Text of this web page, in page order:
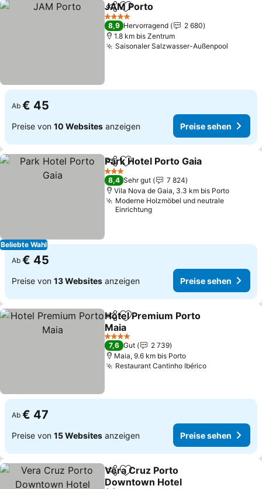
TeilenZu Favoriten hinzufügen
JAM Porto
4 Sterne
8,9 Hervorragend
2 680
1.8 km bis Zentrum
Saisonaler Salzwasser-Außenpool
Ab € 45
Preise von 10 Websites anzeigen Preise sehen
Beliebte Wahl
TeilenZu Favoriten hinzufügen
Park Hotel Porto Gaia
3 Sterne
8,4 Sehr gut
7 824
Vila Nova de Gaia, 3.3 km bis Porto
Moderne Holzmöbel und neutrale
Einrichtung
Ab € 45
Preise von 13 Websites anzeigen Preise sehen
TeilenZu Favoriten hinzufügen
Hotel Premium Porto
Maia
Preise sehen
4 Sterne
7,6 Gut
2 739
Maia, 9.6 km bis Porto
Restaurant Cantinho IbéricoPreise sehen
Ab € 47
Preise von 15 Websites anzeigen Preise sehen
TeilenZu Favoriten hinzufügen
Vera Cruz Porto
Downtown Hotel